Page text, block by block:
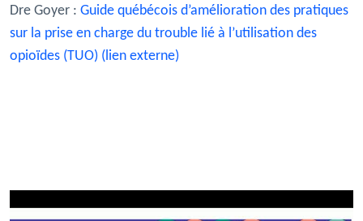
Dre Goyer : Guide québécois d’amélioration des pratiques
sur la prise en charge du trouble lié à l’utilisation des
opioïdes (TUO) (lien externe)